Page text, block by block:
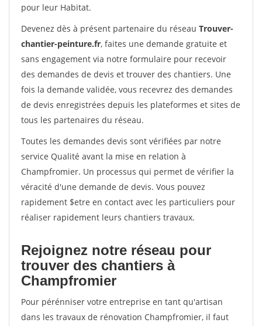
pour leur Habitat.
Devenez dès à présent partenaire du réseau Trouver-
chantier-peinture.fr, faites une demande gratuite et
sans engagement via notre formulaire pour recevoir
des demandes de devis et trouver des chantiers. Une
fois la demande validée, vous recevrez des demandes
de devis enregistrées depuis les plateformes et sites de
tous les partenaires du réseau.
Toutes les demandes devis sont vérifiées par notre
service Qualité avant la mise en relation à
Champfromier. Un processus qui permet de vérifier la
véracité d'une demande de devis. Vous pouvez
rapidement $etre en contact avec les particuliers pour
réaliser rapidement leurs chantiers travaux.
Rejoignez notre réseau pour
trouver des chantiers à
Champfromier
Pour pérénniser votre entreprise en tant qu'artisan
dans les travaux de rénovation Champfromier, il faut